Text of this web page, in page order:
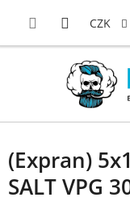
CZK
(Expran)
SALT VPG